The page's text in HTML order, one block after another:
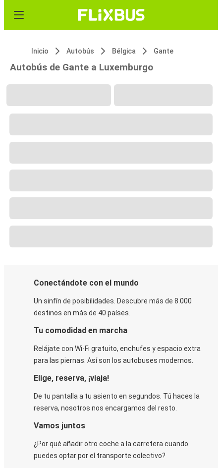
Inicio Autobús Bélgica Gante
Autobús de Gante a Luxemburgo
Conectándote con el mundo
Un sinfín de posibilidades. Descubre más de 8.000
destinos en más de 40 países.
Tu comodidad en marcha
Relájate con Wi-Fi gratuito, enchufes y espacio extra
para las piernas. Así son los autobuses modernos.
Elige, reserva, ¡viaja!
De tu pantalla a tu asiento en segundos. Tú haces la
reserva, nosotros nos encargamos del resto.
Vamos juntos
¿Por qué añadir otro coche a la carretera cuando
puedes optar por el transporte colectivo?